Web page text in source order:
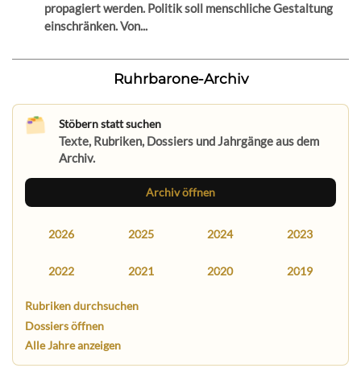
propagiert werden. Politik soll menschliche Gestaltung
einschränken. Von...
Ruhrbarone-Archiv
Stöbern statt suchen
Texte, Rubriken, Dossiers und Jahrgänge aus dem
Archiv.
Archiv öffnen
2026 2025 2024 2023
2022 2021 2020 2019
Rubriken durchsuchen
Dossiers öffnen
Alle Jahre anzeigen